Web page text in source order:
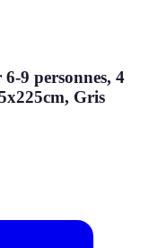
9 personnes, 4
Gris